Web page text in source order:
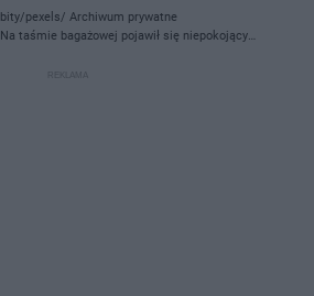
pexels/ Archiwum prywatne
taśmie bagażowej pojawił się niepokojący